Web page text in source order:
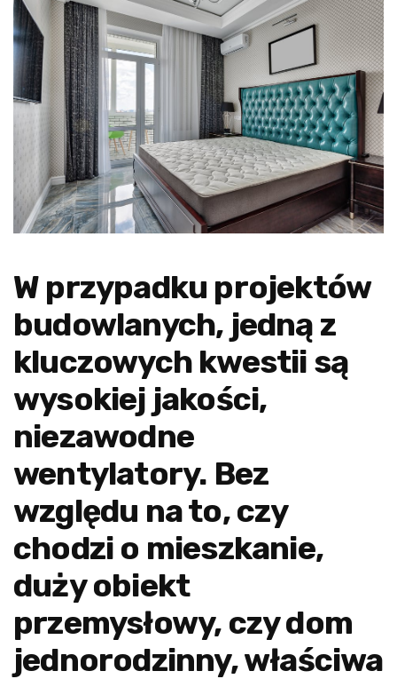
W przypadku projektów
budowlanych, jedną z
kluczowych kwestii są
wysokiej jakości,
niezawodne
wentylatory. Bez
względu na to, czy
chodzi o mieszkanie,
duży obiekt
przemysłowy, czy dom
jednorodzinny, właściwa